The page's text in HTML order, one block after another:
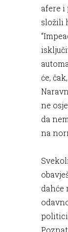
afere i
složili
će,
ne
da
na
dahće